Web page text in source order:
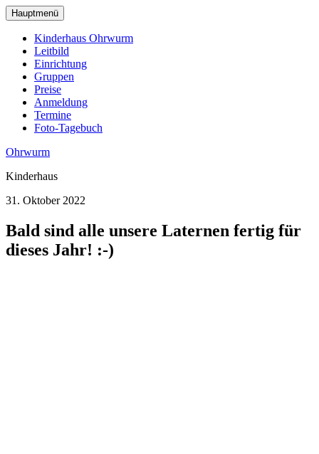
zum
Hauptinhalt
wechseln
Hauptmenü
Kinderhaus Ohrwurm
Leitbild
Einrichtung
Gruppen
Preise
Anmeldung
Termine
Foto-Tagebuch
Ohrwurm
Kinderhaus
31. Oktober 2022
Bald sind alle unsere Laternen fertig für
dieses Jahr! :-)